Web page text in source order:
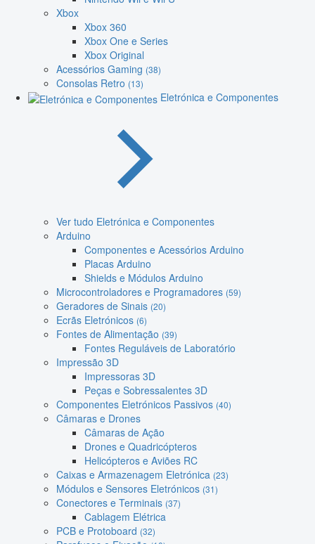
Xbox
Xbox 360
Xbox One e Series
Xbox Original
Acessórios Gaming (38)
Consolas Retro (13)
Eletrónica e Componentes
Ver tudo Eletrónica e Componentes
Arduino
Componentes e Acessórios Arduino
Placas Arduino
Shields e Módulos Arduino
Microcontroladores e Programadores (59)
Geradores de Sinais (20)
Ecrãs Eletrónicos (6)
Fontes de Alimentação (39)
Fontes Reguláveis de Laboratório
Impressão 3D
Impressoras 3D
Peças e Sobressalentes 3D
Componentes Eletrónicos Passivos (40)
Câmaras e Drones
Câmaras de Ação
Drones e Quadricópteros
Helicópteros e Aviões RC
Caixas e Armazenagem Eletrónica (23)
Módulos e Sensores Eletrónicos (31)
Conectores e Terminais (37)
Cablagem Elétrica
PCB e Protoboard (32)